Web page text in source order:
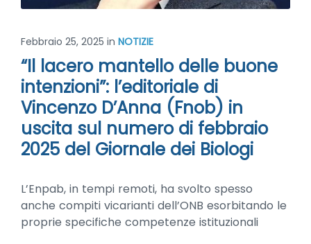
Febbraio 25, 2025 in NOTIZIE
“Il lacero mantello delle buone
intenzioni”: l’editoriale di
Vincenzo D’Anna (Fnob) in
uscita sul numero di febbraio
2025 del Giornale dei Biologi
L’Enpab, in tempi remoti, ha svolto spesso
anche compiti vicarianti dell’ONB esorbitando le
proprie specifiche competenze istituzionali